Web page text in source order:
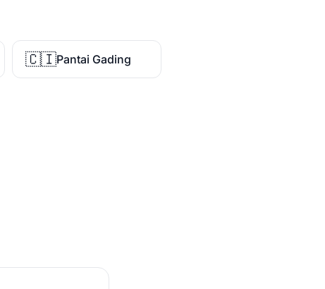
🇨🇮Pantai Gading